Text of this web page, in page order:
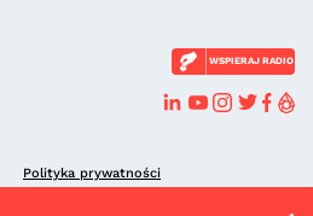
WSPIERAJ RADIO
Polityka prywatności